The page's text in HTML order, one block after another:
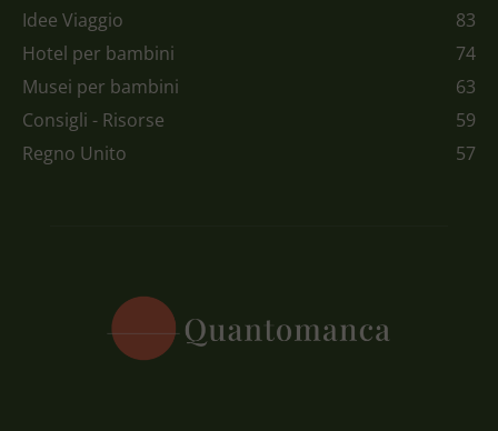
Idee Viaggio
83
Hotel per bambini
74
Musei per bambini
63
Consigli - Risorse
59
Regno Unito
57